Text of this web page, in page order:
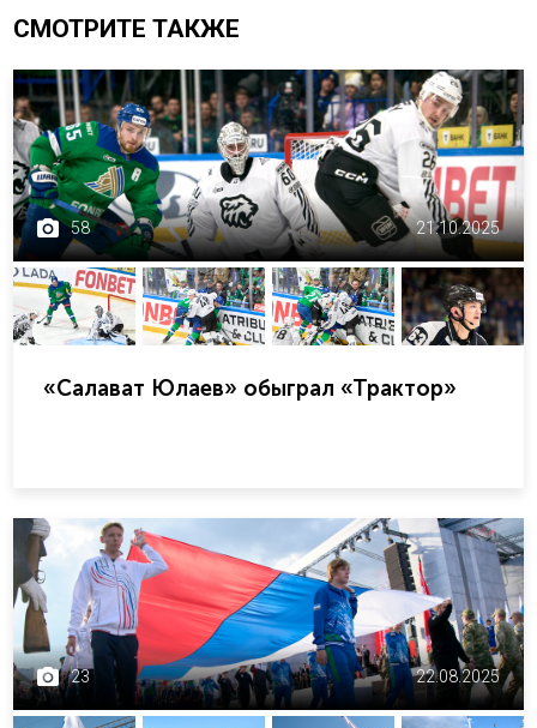
СМОТРИТЕ ТАКЖЕ
58 21.10.2025
«Салават Юлаев» обыграл «Трактор»
23 22.08.2025